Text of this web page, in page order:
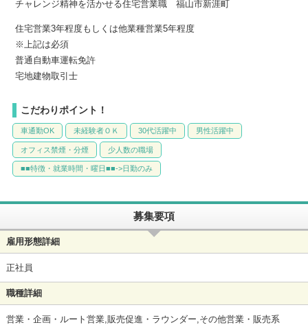
チャレンジ精神を活かせる住宅営業職 福山市新涯町
住宅営業3年程度もしくは他業種営業5年程度
※上記は必須
普通自動車運転免許
宅地建物取引士
こだわりポイント！
車通勤OK 未経験者ＯＫ 30代活躍中 男性活躍中
オフィス禁煙・分煙 少人数の職場
■■特徴・就業時間・曜日■■->日勤のみ
募集要項
雇用形態詳細
正社員
職種詳細
営業・企画・ルート営業,販売促進・ラウンダー,その他営業・販売系